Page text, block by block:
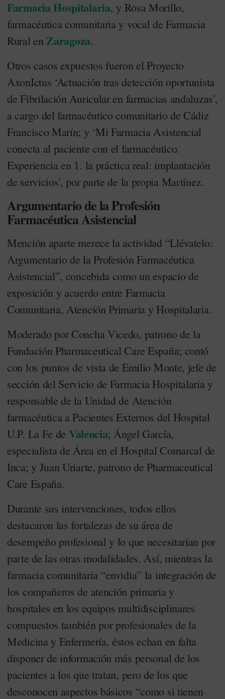
Farmacia Hospitalaria, y Rosa Morillo,
farmacéutica comunitaria y vocal de Farmacia
Rural en Zaragoza.
Otros casos expuestos fueron el Proyecto
AxonIctus ‘Actuación tras detección oportunista
de Fibrilación Auricular en farmacias andaluzas’,
a cargo del farmacéutico comunitario de Cádiz
Francisco Marín; y ‘Mi Farmacia Asistencial
conecta al paciente con el farmacéutico.
Experiencia en 1. la práctica real: implantación
de servicios’, por parte de la propia Martínez.
Argumentario de la Profesión
Farmacéutica Asistencial
Mención aparte merece la actividad “Llévatelo:
Argumentario de la Profesión Farmacéutica
Asistencial”, concebida como un espacio de
exposición y acuerdo entre Farmacia
Comunitaria, Atención Primaria y Hospitalaria.
Moderado por Concha Vicedo, patrono de la
Fundación Pharmaceutical Care España; contó
con los puntos de vista de Emilio Monte, jefe de
sección del Servicio de Farmacia Hospitalaria y
responsable de la Unidad de Atención
farmacéutica a Pacientes Externos del Hospital
U.P. La Fe de Valencia; Ángel García,
especialista de Área en el Hospital Comarcal de
Inca; y Juan Uriarte, patrono de Pharmaceutical
Care España.
Durante sus intervenciones, todos ellos
destacaron las fortalezas de su área de
desempeño profesional y lo que necesitarían por
parte de las otras modalidades. Así, mientras la
farmacia comunitaria “envidia” la integración de
los compañeros de atención primaria y
hospitales en los equipos multidisciplinares
compuestos también por profesionales de la
Medicina y Enfermería, éstos echan en falta
disponer de información más personal de los
pacientes a los que tratan, pero de los que
desconocen aspectos básicos “como si tienen